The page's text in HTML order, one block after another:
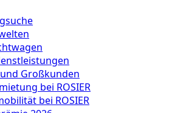
Großkunden
bei ROSIER
bei ROSIER